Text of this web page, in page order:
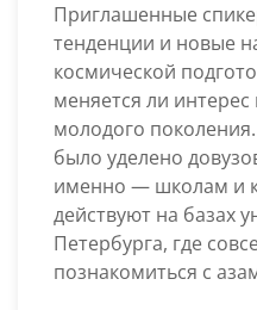
Приглашенные
тенденции и новые
космической
меняется ли
молодого
было уделено
именно — школам и
действуют на базах
Петербурга, где
познакомиться с